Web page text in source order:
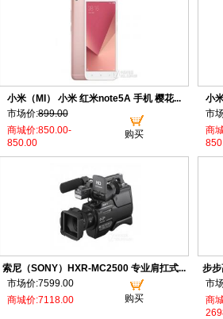
小米（MI） 小米 红米note5A 手机 樱花...
市场价:899.00
购买
商城价:850.00-
850.00
小
市
商
索尼（SONY）HXR-MC2500 专业肩扛式...
市场价:7599.00
购买
商城价:7118.00
步
市
商